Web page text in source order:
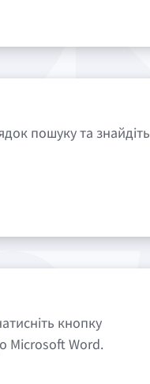
пошуку та знайдіть
кнопку
Microsoft Word.